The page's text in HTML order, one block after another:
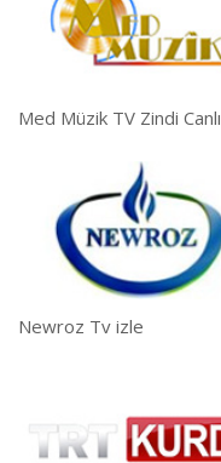
Med Müzik TV Zindi Canlı
Newroz Tv izle